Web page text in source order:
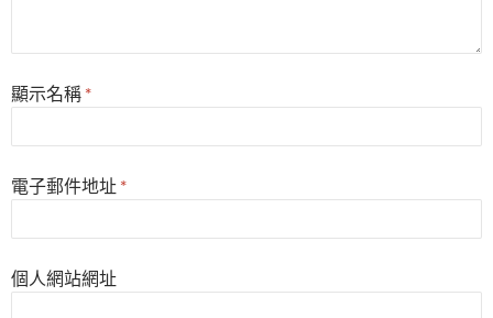
顯示名稱 *
電子郵件地址 *
個人網站網址